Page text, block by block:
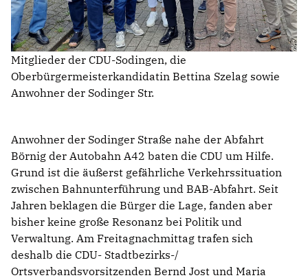
Anwohner der Sodinger Straße nahe der Abfahrt
Börnig der Autobahn A42 baten die CDU um Hilfe.
Grund ist die äußerst gefährliche Verkehrssituation
zwischen Bahnunterführung und BAB-Abfahrt. Seit
Jahren beklagen die Bürger die Lage, fanden aber
bisher keine große Resonanz bei Politik und
Verwaltung. Am Freitagnachmittag trafen sich
deshalb die CDU- Stadtbezirks-/
Ortsverbandsvorsitzenden Bernd Jost und Maria
Mitglieder der CDU-Sodingen, die
Oberbürgermeisterkandidatin Bettina Szelag sowie
Anwohner der Sodinger Str.